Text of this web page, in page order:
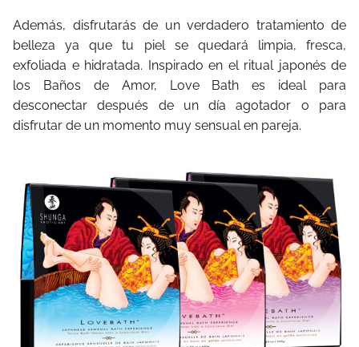
Además, disfrutarás de un verdadero tratamiento de
belleza ya que tu piel se quedará limpia, fresca,
exfoliada e hidratada. Inspirado en el ritual japonés de
los Baños de Amor, Love Bath es ideal para
desconectar después de un día agotador o para
disfrutar de un momento muy sensual en pareja.